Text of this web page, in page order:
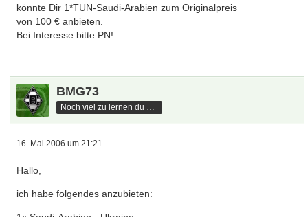
gruß
rainer
könnte Dir 1*TUN-Saudi-Arabien zum Originalpreis
von 100 € anbieten.
Bei Interesse bitte PN!
BMG73
16. Mai 2006 um 21:21
Hallo,
ich habe folgendes anzubieten: